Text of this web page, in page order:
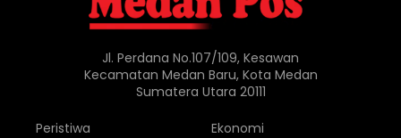
Jl. Perdana No.107/109, Kesawan
Kecamatan Medan Baru, Kota Medan
Sumatera Utara 20111
Peristiwa
Ekonomi